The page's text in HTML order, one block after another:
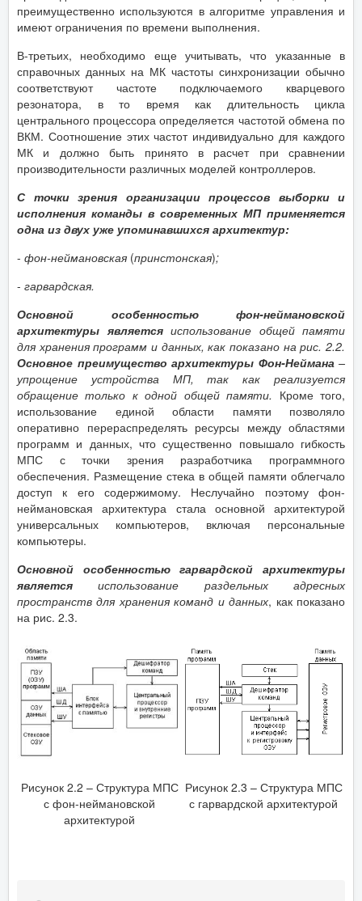
преимущественно используются в алгоритме управления и
имеют ограничения по времени выполнения.
В-третьих, необходимо еще учитывать, что указанные в
справочных данных на МК частоты синхронизации обычно
соответствуют частоте подключаемого кварцевого
резонатора, в то время как длительность цикла
центрального процессора определяется частотой обмена по
ВКМ. Соотношение этих частот индивидуально для каждого
МК и должно быть принято в расчет при сравнении
производительности различных моделей контроллеров.
С точки зрения организации процессов выборки и
исполнения команды в современных МП применяется
одна из двух уже упоминавшихся архитектур:
- фон-неймановская (принстонская);
- гарвардская.
Основной особенностью фон-неймановской
архитектуры являетсяиспользование общей памяти
для хранения программ и данных, как показано на рис. 2.2.
Основное преимущество архитектуры Фон-Неймана–
упрощение устройства МП, так как реализуется
обращение только к одной общей памяти. Кроме того,
использование единой области памяти позволяло
оперативно перераспределять ресурсы между областями
программ и данных, что существенно повышало гибкость
МПС с точки зрения разработчика программного
обеспечения. Размещение стека в общей памяти облегчало
доступ к его содержимому. Неслучайно поэтому фон-
неймановская архитектура стала основной архитектурой
универсальных компьютеров, включая персональные
компьютеры.
Основной особенностью гарвардской архитектуры
является использование раздельных адресных
пространств для хранения команд и данных, как показано
на рис. 2.3.
Рисунок 2.2 – Структура МПС
с фон-неймановской
архитектурой
Рисунок 2.3 – Структура МПС
с гарвардской архитектурой